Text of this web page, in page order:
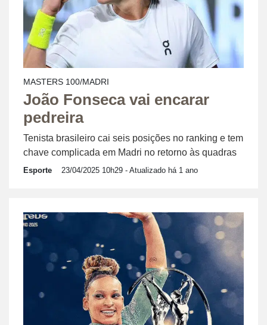
MASTERS 100/MADRI
João Fonseca vai encarar
pedreira
Tenista brasileiro cai seis posições no ranking e tem
chave complicada em Madri no retorno às quadras
Esporte 23/04/2025 10h29 - Atualizado há 1 ano